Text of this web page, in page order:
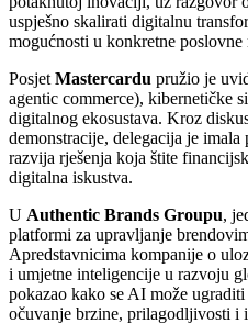
uspješno skalirati digitalnu
mogućnosti u konkretne poslovne
Posjet Mastercardu pružio je
agentic commerce), kibernetičke
digitalnog ekosustava. Kroz
demonstracije, delegacija je
razvija rješenja koja štite
digitalna iskustva.
U Authentic Brands Groupu,
platformi za upravljanje
Apredstavnicima kompanije o
i umjetne inteligencije u razvoju
pokazao kako se AI može
očuvanje brzine, prilagodljivosti i